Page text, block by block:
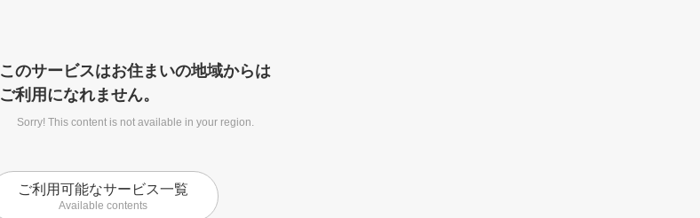
このサービスはお住まいの地域からは
ご利用になれません。
Sorry! This content is not available in your region.
ご利用可能なサービス一覧
Available contents